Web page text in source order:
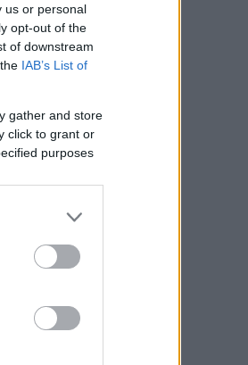
us or personal
opt-out of the
of downstream
IAB’s List of
gather and store
click to grant or
purposes